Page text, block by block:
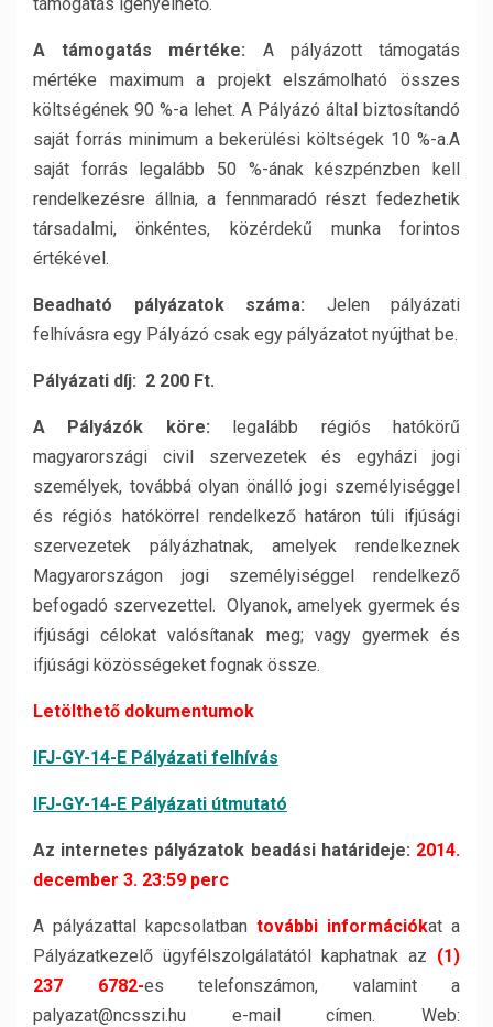
A támogatás mértéke: A pályázott támogatás
mértéke maximum a projekt elszámolható összes
költségének 90 %-a lehet. A Pályázó által biztosítandó
saját forrás minimum a bekerülési költségek 10 %-a.A
saját forrás legalább 50 %-ának készpénzben kell
rendelkezésre állnia, a fennmaradó részt fedezhetik
társadalmi, önkéntes, közérdekű munka forintos
értékével.
Beadható pályázatok száma: Jelen pályázati
felhívásra egy Pályázó csak egy pályázatot nyújthat be.
Pályázati díj: 2 200 Ft.
A Pályázók köre: legalább régiós hatókörű
magyarországi civil szervezetek és egyházi jogi
személyek, továbbá olyan önálló jogi személyiséggel
és régiós hatókörrel rendelkező határon túli ifjúsági
szervezetek pályázhatnak, amelyek rendelkeznek
Magyarországon jogi személyiséggel rendelkező
befogadó szervezettel. Olyanok, amelyek gyermek és
ifjúsági célokat valósítanak meg; vagy gyermek és
ifjúsági közösségeket fognak össze.
Letölthető dokumentumok
IFJ-GY-14-E Pályázati felhívás
IFJ-GY-14-E Pályázati útmutató
Az internetes pályázatok beadási határideje: 2014.
december 3. 23:59 perc
A pályázattal kapcsolatban további információkat a
Pályázatkezelő ügyfélszolgálatától kaphatnak az (1)
237 6782-es telefonszámon, valamint a
palyazat@ncsszi.hu e-mail címen. Web: